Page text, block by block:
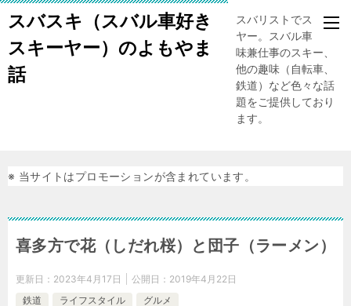
スバスキ（スバル車好き
スキーヤー）のよもやま
話
スバリストでスキー
ヤー。スバル車、趣
味兼仕事のスキー、
他の趣味（自転車、
鉄道）など色々な話
題をご提供しており
ます。
※ 当サイトはプロモーションが含まれています。
喜多方で花（しだれ桜）と団子（ラーメン）
更新日： 2023年4月17日 公開日： 2019年4月22日
鉄道
ライフスタイル グルメ